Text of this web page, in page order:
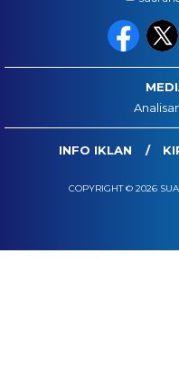
INFO IKLAN
COPYRIGHT © 2026